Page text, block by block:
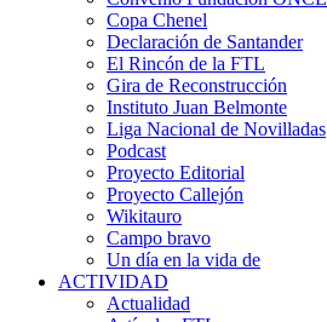
Copa Chenel
Declaración de Santander
El Rincón de la FTL
Gira de Reconstrucción
Instituto Juan Belmonte
Liga Nacional de Novilladas
Podcast
Proyecto Editorial
Proyecto Callejón
Wikitauro
Campo bravo
Un día en la vida de
ACTIVIDAD
Actualidad